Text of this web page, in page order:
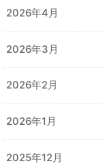
2026年4月
2026年3月
2026年2月
2026年1月
2025年12月